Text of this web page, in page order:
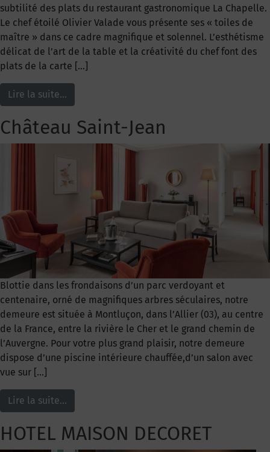
subtilité des plats du restaurant gastronomique La Chapelle.
Le chef étoilé Olivier Valade vous présente ses « toiles de
maître » dans ce cadre magnifique et solennel. L’esthétisme
délicat de l’art de la table et la créativité du chef font des
plats de la carte […]
Lire la suite…
Château Saint-Jean
Blottie dans les frondaisons d’un parc verdoyant et
centenaire, orné de magnifiques arbres séculaires, notre
demeure est située à Montluçon, dans l’Allier (03), au centre
de la France, entre la rivière le Cher et le grand chemin de
l’Auvergne. Pour votre plus grand plaisir, notre demeure
dispose d’une piscine intérieure chauffée,d’un salon avec
vue sur […]
Lire la suite…
HOTEL MAISON DECORET